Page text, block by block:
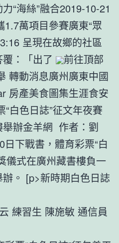
“海絲”融合2019-10-21
萬項目參賽廣東“眾
呈現在故鄉的社區
：「出了
前往頂部
轉動消息廣州廣東中國
房產美食圖集生涯食安
白色日誌”征文年夜賽
辦金羊網 作者：劉
下戰書，體育彩票“白
儀式在廣州藏書樓負一
。 [p>新時期白色日誌
練習生 陳施敏 通信員